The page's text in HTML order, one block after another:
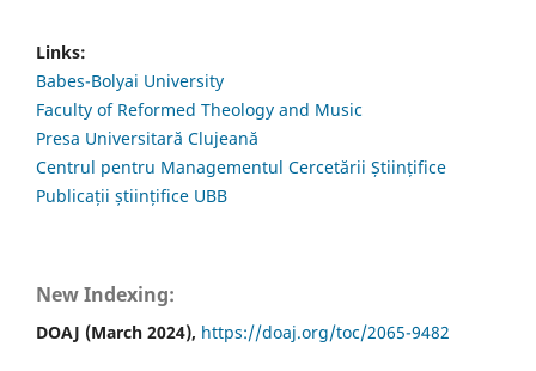
Links:
Babes-Bolyai University
Faculty of Reformed Theology and Music
Presa Universitară Clujeană
Centrul pentru Managementul Cercetării Științifice
Publicații științifice UBB
New Indexing:
DOAJ (March 2024), https://doaj.org/toc/2065-9482